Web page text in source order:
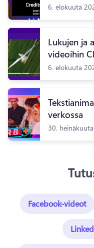
6. elokuuta
Lukujen ja
videoihin
6. elokuuta
verkossa
30.
Facebook-videot